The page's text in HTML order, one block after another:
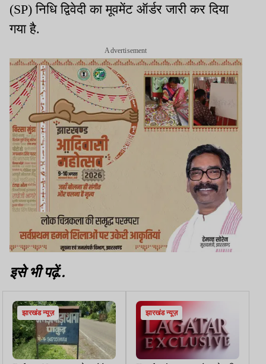
(SP) निधि द्विवेदी का मूवमेंट ऑर्डर जारी कर दिया
गया है.
Advertisement
इसे भी पढ़ें..
झारखंड न्यूज़ झारखंड न्यूज़